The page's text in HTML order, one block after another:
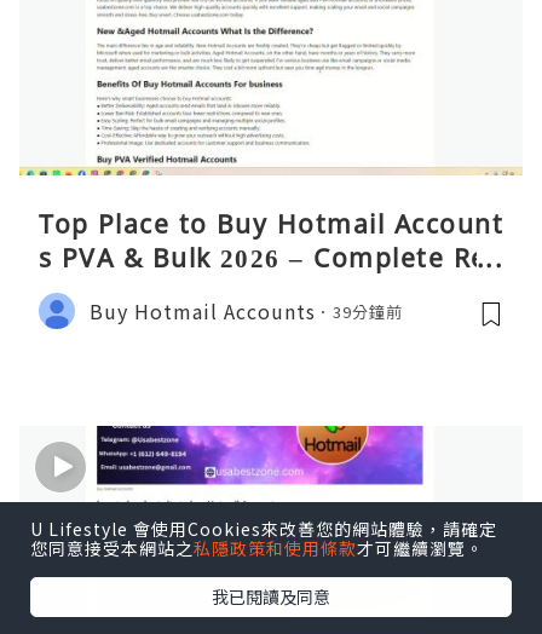
Top Place to Buy Hotmail Account
s PVA & Bulk 2026 – Complete Rea
lity Guide
Buy Hotmail Accounts 39分鐘前
U Lifestyle 會使用Cookies來改善您的網站體驗，請確定
您同意接受本網站之私隱政策和使用條款才可繼續瀏覽。
我已閱讀及同意